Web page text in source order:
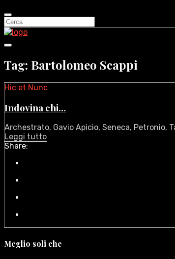
Tag: Bartolomeo Scappi
Hic et Nunc
Indovina chi…
Archestrato, Gavio Apicio, Seneca, Petronio,
Leggi tutto
Share:
Meglio soli che